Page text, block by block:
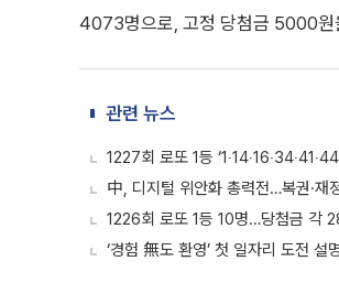
4073명으로, 고정 당첨금 5000원
관련 뉴스
1227회 로또 1등
中, 디지털 위안화 총력전…복권·재
1226회 로또 1등 10명…당첨금 각
‘경험 無도 환영’ 첫 일자리 도전 설